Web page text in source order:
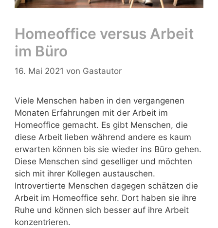
Homeoffice versus Arbeit
im Büro
16. Mai 2021 von Gastautor
Viele Menschen haben in den vergangenen
Monaten Erfahrungen mit der Arbeit im
Homeoffice gemacht. Es gibt Menschen, die
diese Arbeit lieben während andere es kaum
erwarten können bis sie wieder ins Büro gehen.
Diese Menschen sind geselliger und möchten
sich mit ihrer Kollegen austauschen.
Introvertierte Menschen dagegen schätzen die
Arbeit im Homeoffice sehr. Dort haben sie ihre
Ruhe und können sich besser auf ihre Arbeit
konzentrieren.